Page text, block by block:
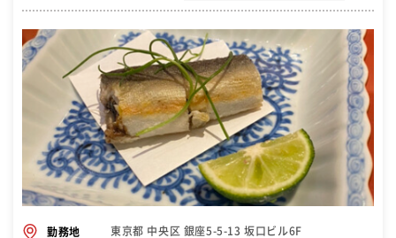
勤務地 東京都 中央区 銀座5-5-13 坂口ビル6F